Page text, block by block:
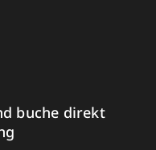
buche direkt